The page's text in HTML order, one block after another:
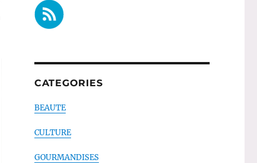
CATEGORIES
BEAUTE
CULTURE
GOURMANDISES